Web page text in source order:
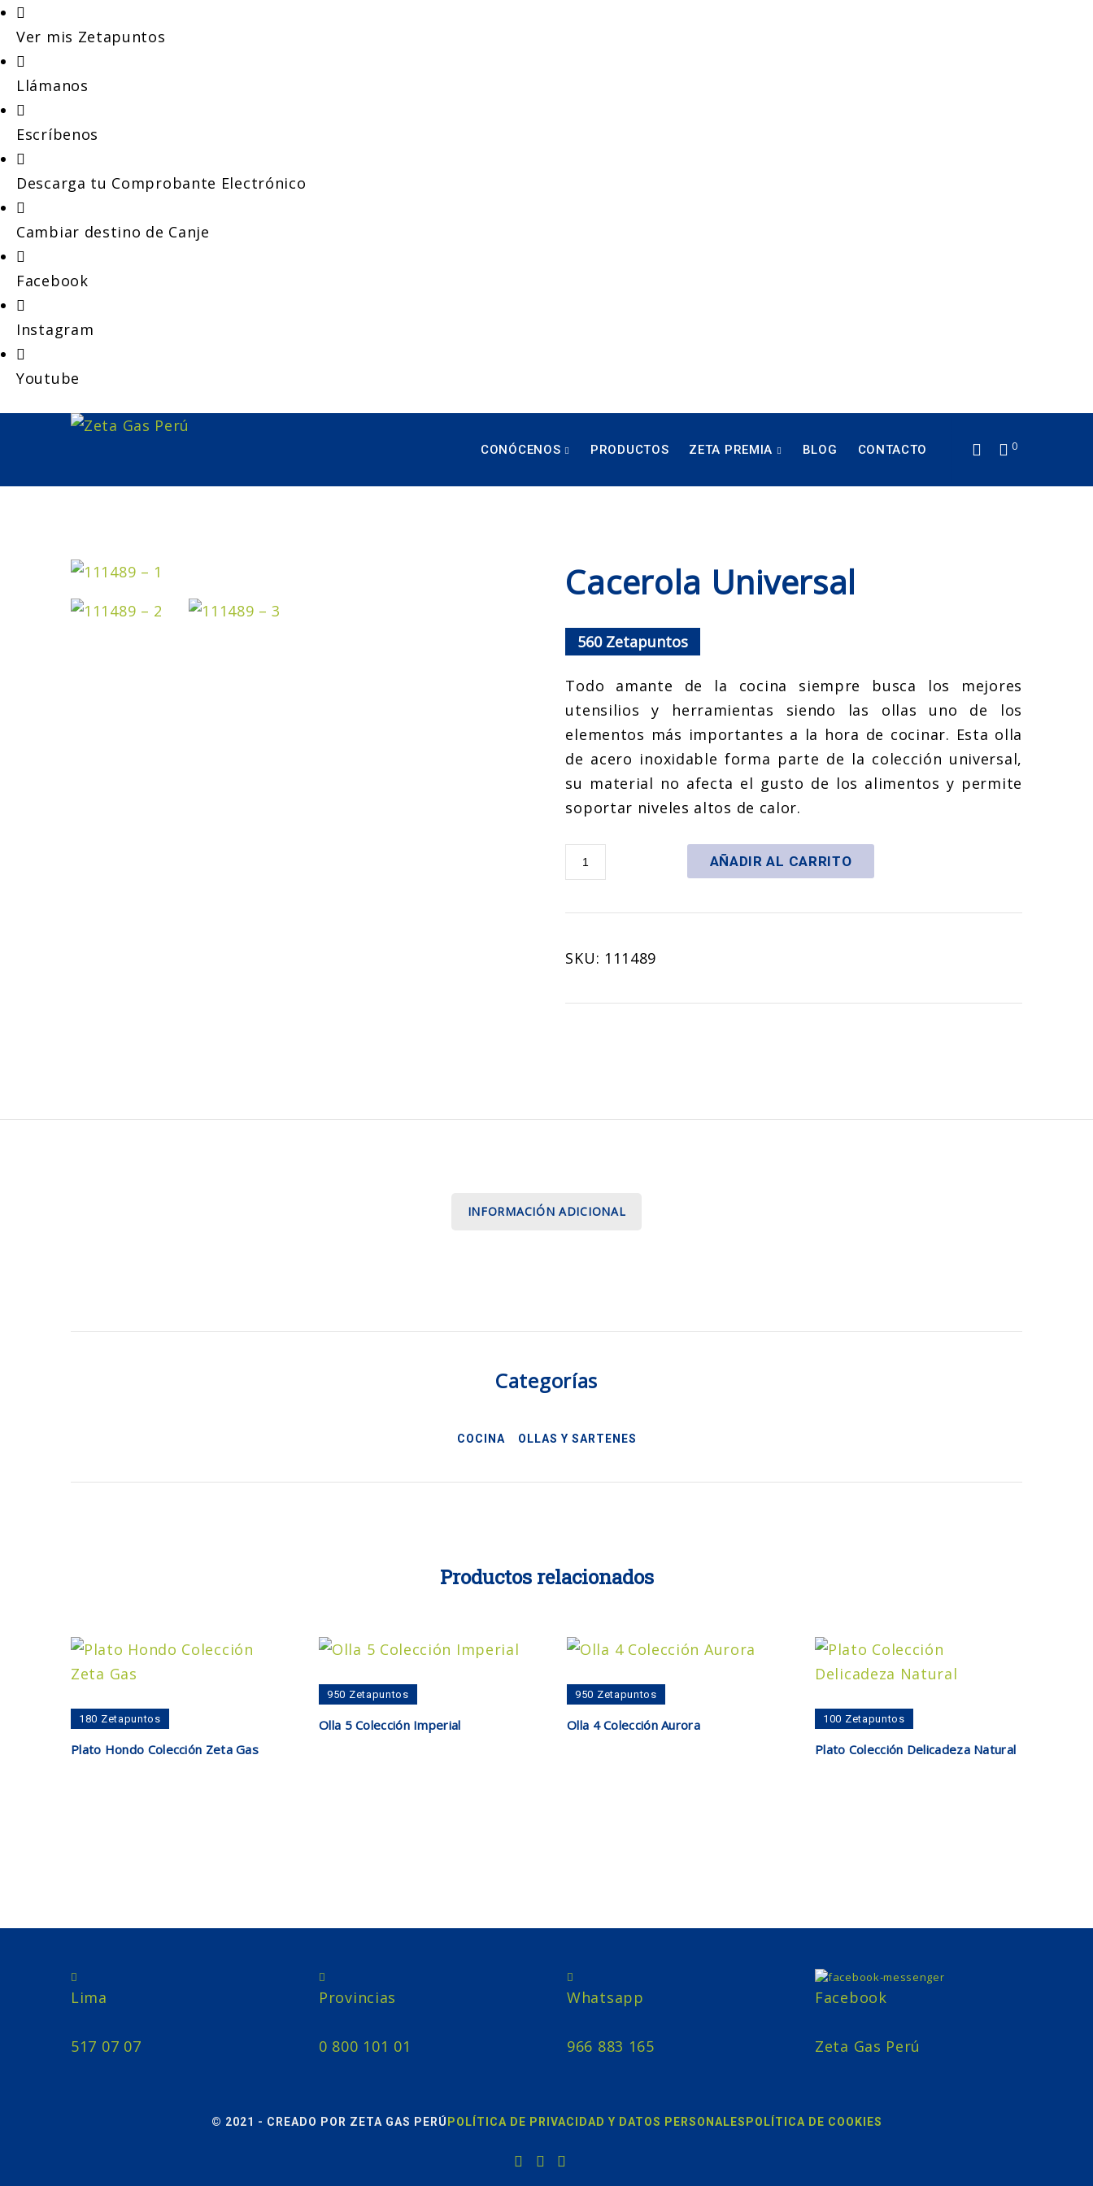
Ver mis Zetapuntos
Llámanos
Escríbenos
Descarga tu Comprobante Electrónico
Cambiar destino de Canje
Facebook
Instagram
Youtube
0
CONÓCENOS PRODUCTOS ZETA PREMIA BLOG CONTACTO
Cacerola Universal
560 Zetapuntos
Todo amante de la cocina siempre busca los mejores
utensilios y herramientas siendo las ollas uno de los
elementos más importantes a la hora de cocinar. Esta olla
de acero inoxidable forma parte de la colección universal,
su material no afecta el gusto de los alimentos y permite
soportar niveles altos de calor.
Cacerola
Universal
AÑADIR AL CARRITO
SKU: 111489
INFORMACIÓN ADICIONAL
Categorías
COCINA OLLAS Y SARTENES
Productos relacionados
180 Zetapuntos
Añadir al carrito
Plato Hondo Colección Zeta Gas
950 Zetapuntos
Añadir al carrito
Olla 5 Colección Imperial
950 Zetapuntos
Añadir al carrito
Olla 4 Colección Aurora 100 Zetapuntos
Añadir al carrito
Plato Colección Delicadeza Natural
Lima
517 07 07
Provincias
0 800 101 01
Whatsapp
966 883 165
Facebook
Zeta Gas Perú
© 2021 - CREADO POR ZETA GAS PERÚ POLÍTICA DE PRIVACIDAD Y DATOS PERSONALES POLÍTICA DE COOKIES